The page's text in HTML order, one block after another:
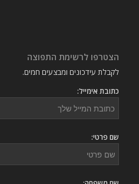
הצטרפו לרשימת התפוצה
לקבלת עידכונים ומבצעים חמים.
כתובת אימייל:
שם פרטי: